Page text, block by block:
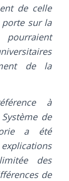
de celle
porte sur la
de la
à
de
a été
des
de